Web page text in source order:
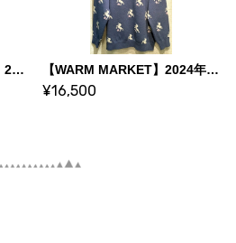
SALE【WARM MARKET】2024年デザインセーター ユニコーンLサイズ(スモークイエロー/ベージュ/グレー) 【WARM MARKET】2024年デザインセーター ユニコーンLサイズ(デニム)
¥16,500